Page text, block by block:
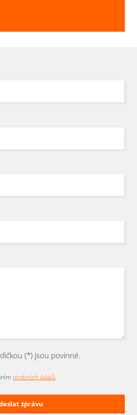
(*) jsou povinné.
osobních údajů.
zprávu